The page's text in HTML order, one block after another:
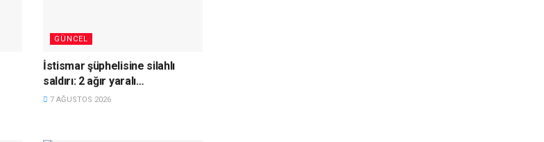
GÜNCEL
İstismar şüphelisine silahlı
saldırı: 2 ağır yaralı…
7 AĞUSTOS 2026